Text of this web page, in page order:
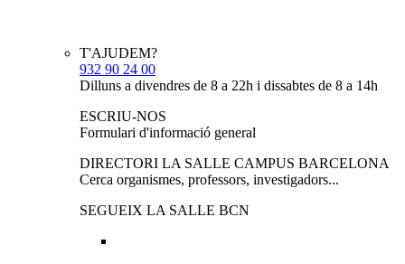
T'AJUDEM?
932 90 24 00
Dilluns a divendres de 8 a 22h i dissabtes de 8 a 14h
ESCRIU-NOS
Formulari d'informació general
DIRECTORI LA SALLE CAMPUS BARCELONA
Cerca organismes, professors, investigadors...
SEGUEIX LA SALLE BCN